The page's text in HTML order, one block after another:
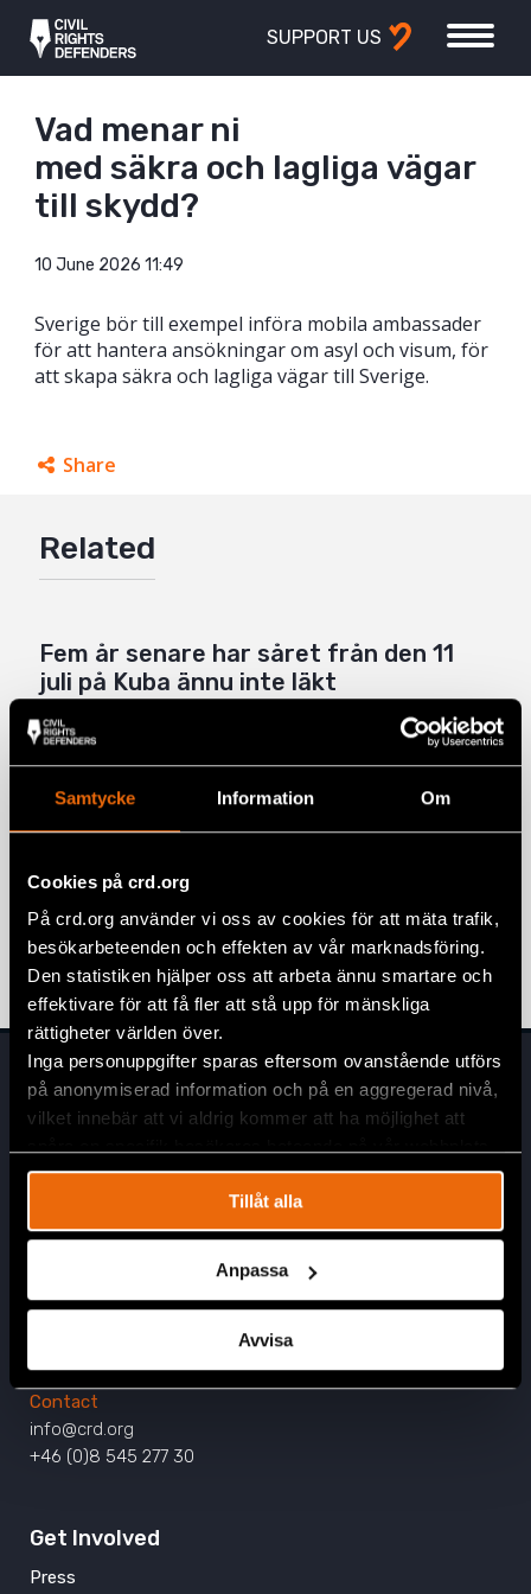
Samtycke Information Om
Cookies på crd.org
På crd.org använder vi oss av cookies för att mäta trafik,
besökarbeteenden och effekten av vår marknadsföring.
Den statistiken hjälper oss att arbeta ännu smartare och
effektivare för att få fler att stå upp för mänskliga
rättigheter världen över.
Inga personuppgifter sparas eftersom ovanstående utförs
på anonymiserad information och på en aggregerad nivå,
vilket innebär att vi aldrig kommer att ha möjlighet att
Tillåt alla
Anpassa
Avvisa
SUPPORT US
Vad menar ni
med säkra och lagliga vägar
till skydd?
10 June 2026 11:49
Sverige bör till exempel införa mobila ambassader
för att hantera ansökningar om asyl och visum, för
att skapa säkra och lagliga vägar till Sverige.
Share
Twitter
Mail
Related
Fem år senare har såret från den 11
juli på Kuba ännu inte läkt
KUBA 6 August 2026
Five years later, the wound of 11 July in
Cuba remains open
CUBA,LATIN AMERICA,NEWS 11 July 2026
”Jag var fem år gammal när pappa
kom hem och sa att vi måste fly.”
NYHETER,SVERIGE 10 July 2026
Head Office
Östgötagatan 90
Contact
info@crd.org
+46 (0)8 545 277 30
Get Involved
Press